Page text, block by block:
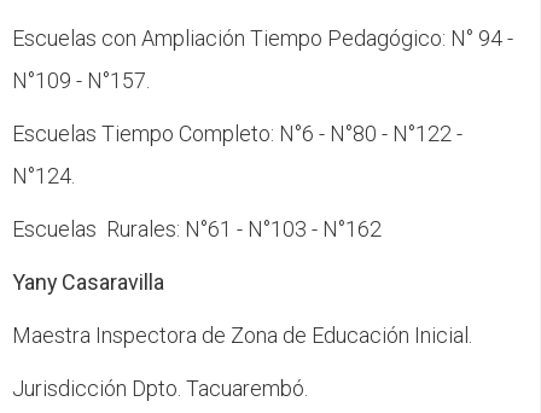
Escuelas con Ampliación Tiempo Pedagógico: N° 94 -
N°109 - N°157.
Escuelas Tiempo Completo: N°6 - N°80 - N°122 -
N°124.
Escuelas Rurales: N°61 - N°103 - N°162
Yany Casaravilla
Maestra Inspectora de Zona de Educación Inicial.
Jurisdicción Dpto. Tacuarembó.